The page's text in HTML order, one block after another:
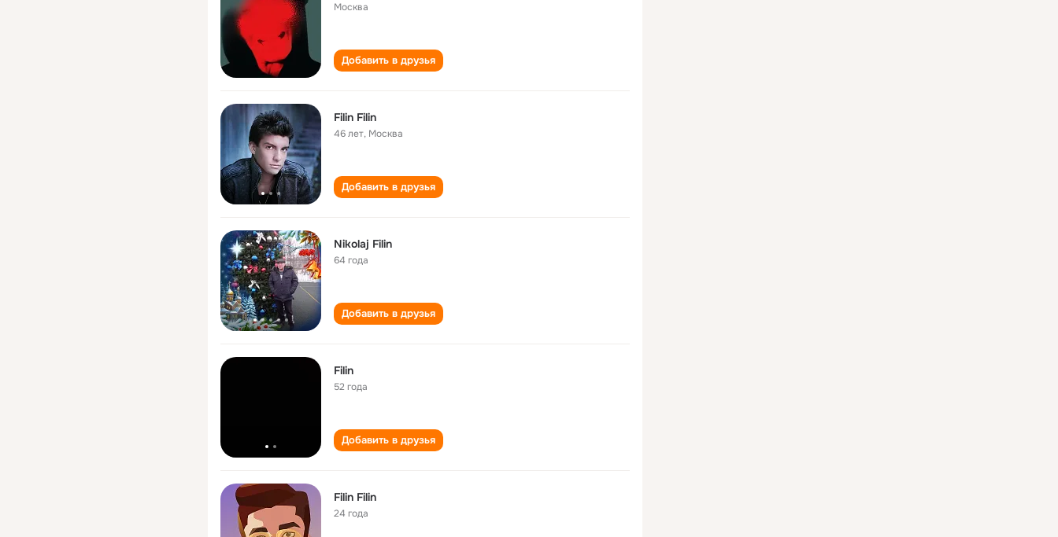
Москва
Добавить в друзья
Filin Filin
46 лет, Москва
Добавить в друзья
Nikolaj Filin
64 года
Добавить в друзья
Filin
52 года
Добавить в друзья
Filin Filin
24 года